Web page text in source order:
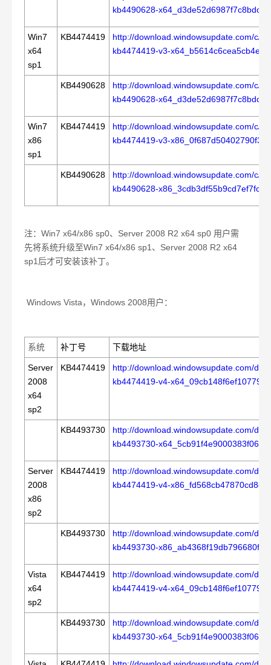
kb4490628-
Win7
x64
sp1
KB4474419
http://download.windowsupdate.com/c/
kb4474419-v3-
KB4490628
http://download.windowsupdate.com/c/
kb4490628-
Win7
x86
sp1
KB4474419
http://download.windowsupdate.com/c/
kb4474419-v3-
KB4490628
http://download.windowsupdate.com/c/
kb4490628-
注： Win7 x64/x86 sp0、 Server 2008 R2 x64 sp0 用户需
先将系统升级至Win7 x64/x86 sp1 、 Server 2008 R2 x64
sp1 后才可安装该补丁。
Windows Vista， Windows 2008用户：
系统 补丁号 下载地址
Server
2008
x64
sp2
KB4474419
http://download.windowsupdate.com/d/
kb4474419-v4-
KB4493730
http://download.windowsupdate.com/d/
kb4493730-
Server
2008
x86
sp2
KB4474419
http://download.windowsupdate.com/d/
kb4474419-v4-
KB4493730
http://download.windowsupdate.com/d/
kb4493730-
Vista
x64
sp2
KB4474419
http://download.windowsupdate.com/d/
kb4474419-v4-
KB4493730
http://download.windowsupdate.com/d/
kb4493730-